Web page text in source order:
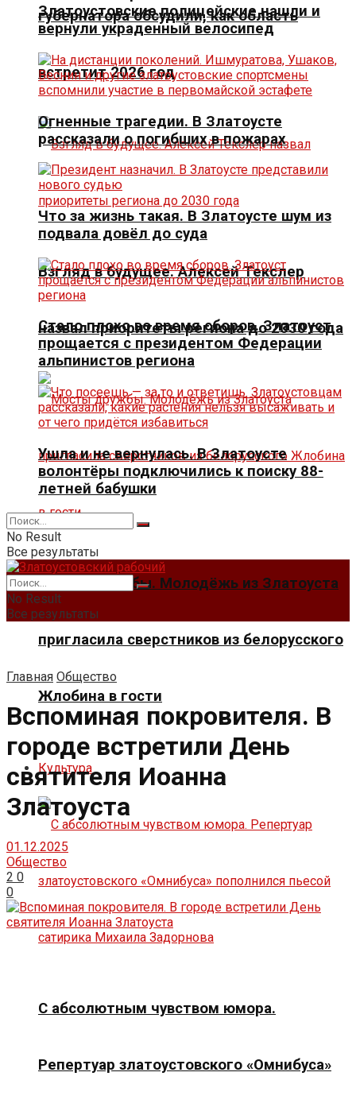
губернатора обсудили, как область
встретит 2026 год
Взгляд в будущее. Алексей Текслер
назвал приоритеты региона до 2030 года
Мосты дружбы. Молодёжь из Златоуста
пригласила сверстников из белорусского
Жлобина в гости
Культура
С абсолютным чувством юмора.
Репертуар златоустовского «Омнибуса»
Златоустовские полицейские нашли и
вернули украденный велосипед
Огненные трагедии. В Златоусте
рассказали о погибших в пожарах
Что за жизнь такая. В Златоусте шум из
подвала довёл до суда
Стало плохо во время сборов. Златоуст
прощается с президентом Федерации
альпинистов региона
Ушла и не вернулась. В Златоусте
волонтёры подключились к поиску 88-
летней бабушки
No Result
Все результаты
No Result
Все результаты
Главная Общество
Вспоминая покровителя. В
городе встретили День
святителя Иоанна
Златоуста
01.12.2025
Общество
2 0
0